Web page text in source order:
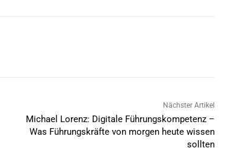
Nächster Artikel
Michael Lorenz: Digitale Führungskompetenz –
Was Führungskräfte von morgen heute wissen
sollten